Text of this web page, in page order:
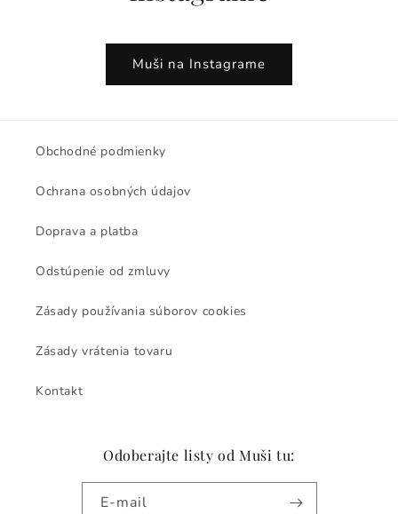
Muši na Instagrame
Obchodné podmienky
Ochrana osobných údajov
Doprava a platba
Odstúpenie od zmluvy
Zásady používania súborov cookies
Zásady vrátenia tovaru
Kontakt
Odoberajte listy od Muši tu:
E-mail